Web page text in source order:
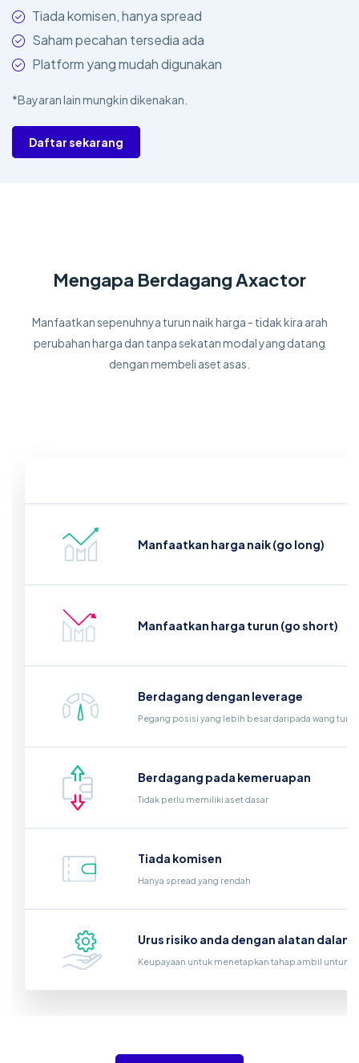
Tiada komisen, hanya spread
Saham pecahan tersedia ada
Platform yang mudah digunakan
*Bayaran lain mungkin dikenakan.
Daftar sekarang
Mengapa Berdagang Axactor
Manfaatkan sepenuhnya turun naik harga - tidak kira arah
perubahan harga dan tanpa sekatan modal yang datang
dengan membeli aset asas.
Manfaatkan harga naik (go long)
Manfaatkan harga turun (go short)
Berdagang dengan leverage
Pegang posisi yang lebih besar daripada wang
Berdagang pada kemeruapan
Tidak perlu memiliki aset dasar
Tiada komisen
Hanya spread yang rendah
Urus risiko anda dengan alatan
Keupayaan untuk menetapkan tahap ambil untung